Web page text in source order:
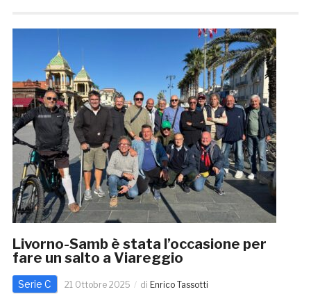
Livorno-Samb è stata l’occasione per
fare un salto a Viareggio
Serie C 21 Ottobre 2025 di Enrico Tassotti